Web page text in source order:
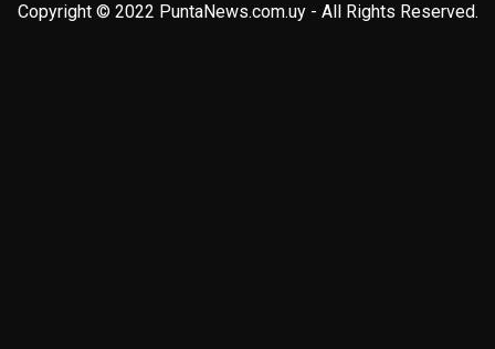
Copyright © 2022 PuntaNews.com.uy - All Rights Reserved.